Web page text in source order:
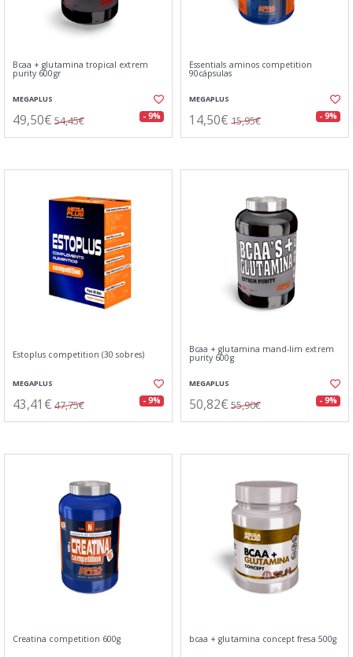
Bcaa + glutamina tropical extrem
purity 600gr
MEGAPLUS
49,50€ 54,45€ - 9%
Essentials aminos competition
90cápsulas
MEGAPLUS
14,50€ 15,95€ - 9%
Estoplus competition (30 sobres)
MEGAPLUS
43,41€ 47,75€ - 9%
Bcaa + glutamina mand-lim extrem
purity 600g
MEGAPLUS
50,82€ 55,90€ - 9%
Creatina competition 600g bcaa + glutamina concept fresa 500g